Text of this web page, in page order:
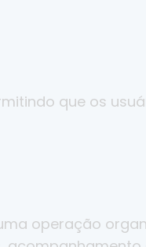
que os
operação